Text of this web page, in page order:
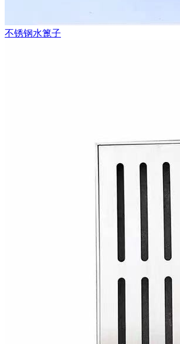
不锈钢水篦子